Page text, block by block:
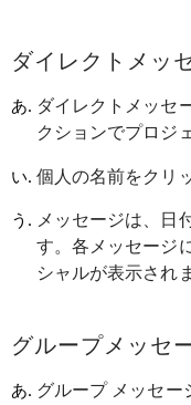
ダイレクトメッ
ダイレクトメッセ
クションでプロジ
個人の名前をクリ
メッセージは、日
す。各メッセージ
シャルが表示され
グループメッセ
グループ メッセー